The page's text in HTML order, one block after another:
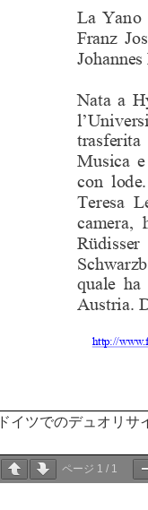
ドイツでのデュオリサ
ページ 1 / 1